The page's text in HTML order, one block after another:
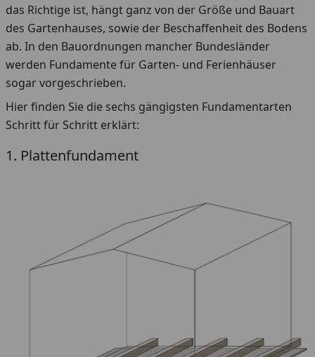
das Richtige ist, hängt ganz von der Größe und Bauart
des Gartenhauses, sowie der Beschaffenheit des Bodens
ab. In den Bauordnungen mancher Bundesländer
werden Fundamente für Garten- und Ferienhäuser
sogar vorgeschrieben.
Hier finden Sie die sechs gängigsten Fundamentarten
Schritt für Schritt erklärt:
1. Plattenfundament